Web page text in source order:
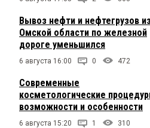
Вывоз нефти и нефтегрузов
Омской области по железной
дороге уменьшился
6 августа 16:00 0 472
Современные
косметологические
возможности и особенности
6 августа 15:20 1 310